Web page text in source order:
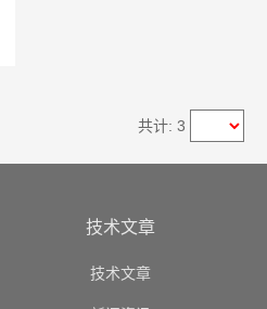
共计: 3
技术文章
技术文章